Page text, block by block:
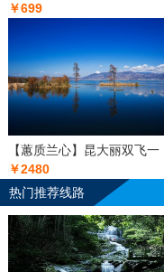
￥699
【蕙质兰心】昆大丽双飞一
￥2480
热门推荐线路